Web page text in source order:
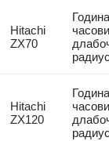
Hitachi
ZX70
Hitachi
ZX120